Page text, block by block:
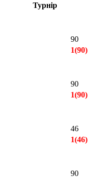
Турнір
90
1(90)
90
1(90)
46
1(46)
90